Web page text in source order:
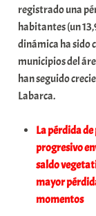
registrado una
habitantes (un
dinámica ha sido
municipios del
han seguido
Labarca.
La pérdida
progresivo
saldo
mayor
momentos